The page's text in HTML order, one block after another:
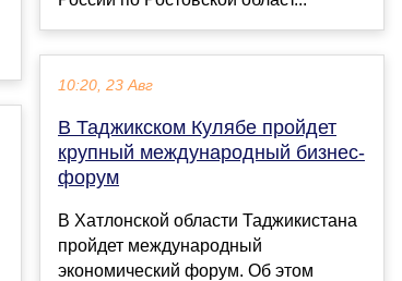
10:20, 23 Авг
В Таджикском Кулябе пройдет
крупный международный бизнес-
форум
В Хатлонской области Таджикистана
пройдет международный
экономический форум. Об этом